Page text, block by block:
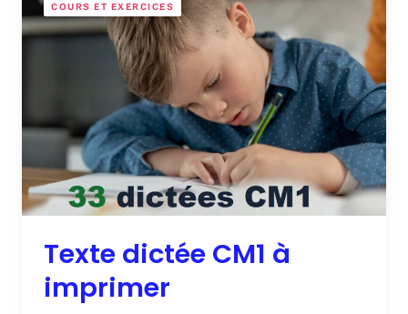
COURS ET EXERCICES
Texte dictée CM1 à
imprimer